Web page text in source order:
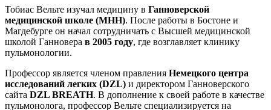
Тобиас Вельте изучал медицину в Ганноверской
медицинской школе (MHH). После работы в Бостоне и
Магдебурге он начал сотрудничать с Высшей медицинской
школой Ганновера в 2005 году, где возглавляет клинику
пульмонологии.
Профессор является членом правления Немецкого центра
исследований легких (DZL) и директором Ганноверского
сайта DZL BREATH. В дополнение к своей работе в качестве
пульмонолога, профессор Вельте специализируется на